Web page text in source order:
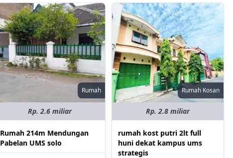
Rumah
Rp. 2.6 miliar
Rumah 214m Mendungan
Pabelan UMS solo
Rumah Kosan
Rp. 2.8 miliar
rumah kost putri 2lt full
huni dekat kampus ums
strategis